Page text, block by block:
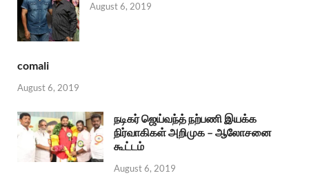
August 6, 2019
comali
August 6, 2019
நடிகர் ஜெய்வந்த் நற்பணி இயக்க
நிர்வாகிகள் அறிமுக – ஆலோசனை
கூட்டம்
August 6, 2019